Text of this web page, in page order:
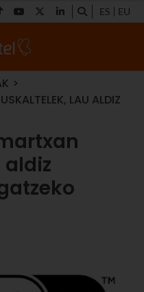
ES EU
LAU ALDIZ
aldiz